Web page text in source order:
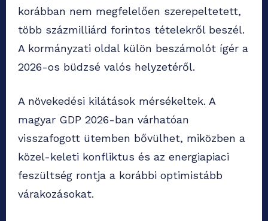
korábban nem megfelelően szerepeltetett,
több százmilliárd forintos tételekről beszél.
A kormányzati oldal külön beszámolót ígér a
2026-os büdzsé valós helyzetéről.
A növekedési kilátások mérsékeltek. A
magyar GDP 2026-ban várhatóan
visszafogott ütemben bővülhet, miközben a
közel-keleti konfliktus és az energiapiaci
feszültség rontja a korábbi optimistább
várakozásokat.